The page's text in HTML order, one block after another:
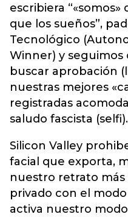
escribiera
que los sueños”,
Tecnológico
Winner) y seguimos
buscar aprobación
nuestras mejores
registradas
saludo fascista (selfi).
Silicon Valley
facial que exporta,
nuestro retrato más
privado con el
activa nuestro